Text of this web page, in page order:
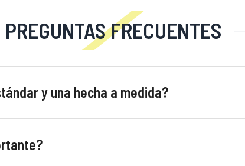
PREGUNTAS FRECUENTES
y una hecha a medida?